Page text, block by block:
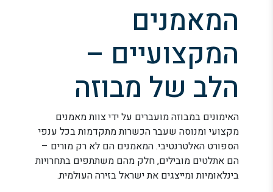
המאמנים
המקצועיים –
הלב של מבוזה
האימונים במבוזה מועברים על ידי צוות מאמנים
מקצועי ומנוסה שעבר הכשרות מתקדמות בכל ענפי
הספורט האלטרנטיבי. המאמנים הם לא רק מורים –
הם אתלטים מובילים, חלק מהם משתתפים בתחרויות
בינלאומיות ומייצגים את ישראל בזירה העולמית.